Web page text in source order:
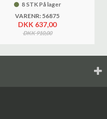
8 STK På lager
VARENR: 56875
DKK 637,00
DKK 910,00